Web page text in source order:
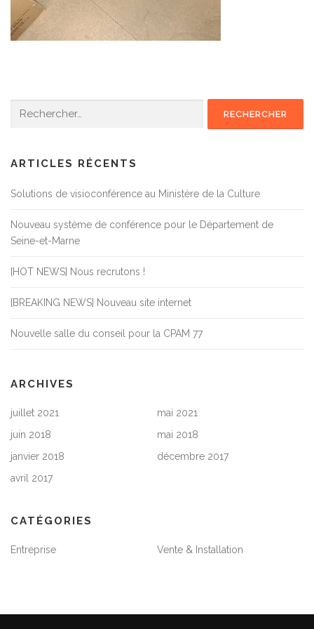
ARTICLES RÉCENTS
Solutions de visioconférence au Ministère de la Culture
Nouveau système de conférence pour le Département de
Seine-et-Marne
[HOT NEWS] Nous recrutons !
[BREAKING NEWS] Nouveau site internet
Nouvelle salle du conseil pour la CPAM 77
ARCHIVES
juillet 2021
mai 2021
juin 2018
mai 2018
janvier 2018
décembre 2017
avril 2017
CATÉGORIES
Entreprise Vente & Installation